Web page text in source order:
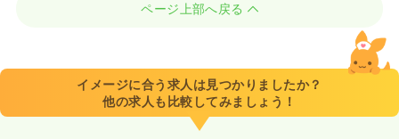
ページ上部へ戻る
イメージに合う求人は見つかりましたか？
他の求人も比較してみましょう！